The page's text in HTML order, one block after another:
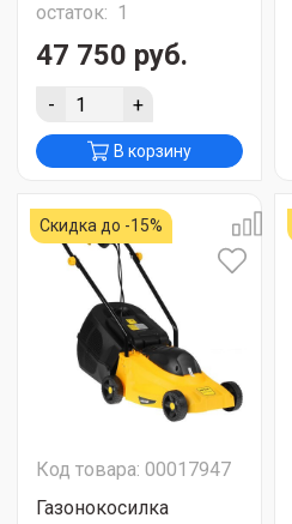
остаток: 1
47 750 руб.
- +
В корзину
Скидка до -15%
Код товара: 00017947
Газонокосилка